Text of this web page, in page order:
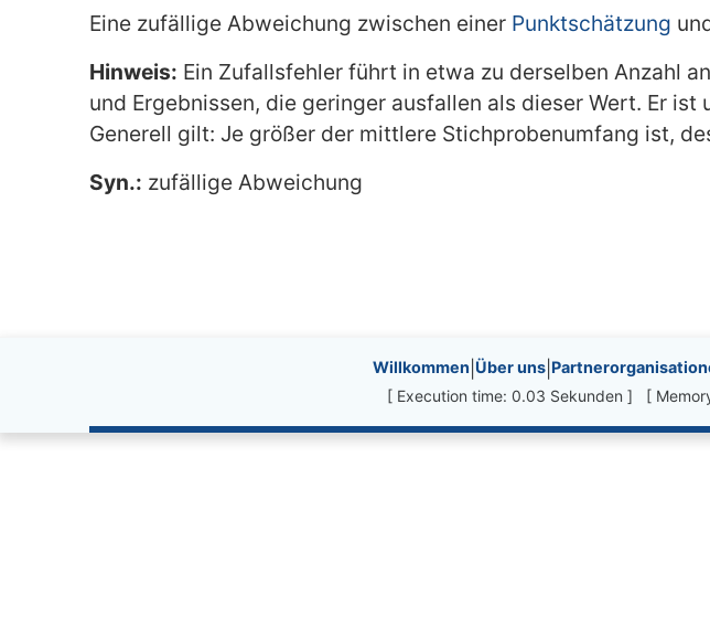
Eine zufällige Abweichung zwischen einer Punktschätzung
Hinweis: Ein Zufallsfehler führt in etwa zu derselben Anzahl
und Ergebnissen, die geringer ausfallen als dieser Wert. Er
Generell gilt: Je größer der mittlere Stichprobenumfang ist,
Syn.: zufällige Abweichung
Site information, links, etc.
Willkommen Über uns
[ Execution time: 0.03 Sekunden ] [